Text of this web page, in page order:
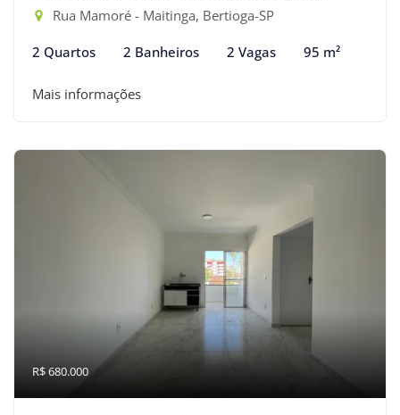
Rua Mamoré - Maitinga, Bertioga-SP
2 Quartos 2 Banheiros 2 Vagas 95 m²
Mais informações
R$ 680.000